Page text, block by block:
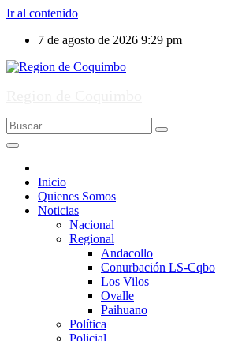
Ir al contenido
7 de agosto de 2026 9:29 pm
Inicio
Quienes Somos
Noticias
Nacional
Regional
Andacollo
Conurbación LS-Cqbo
Los Vilos
Ovalle
Paihuano
Política
Policial